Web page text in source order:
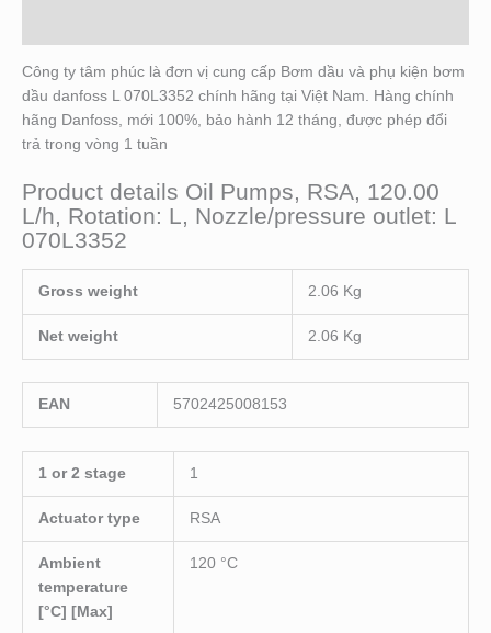
Công ty tâm phúc là đơn vị cung cấp Bơm dầu và phụ kiện bơm
dầu danfoss L 070L3352 chính hãng tại Việt Nam. Hàng chính
hãng Danfoss, mới 100%, bảo hành 12 tháng, được phép đổi
trả trong vòng 1 tuần
Product details Oil Pumps, RSA, 120.00
L/h, Rotation: L, Nozzle/pressure outlet: L
070L3352
Gross weight 2.06 Kg
Net weight 2.06 Kg
EAN 5702425008153
1 or 2 stage 1
Actuator type RSA
Ambient
temperature
[°C] [Max]
120 °C